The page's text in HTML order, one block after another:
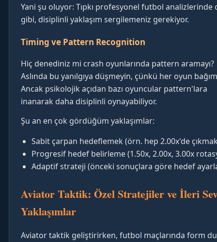
Yani şu oluyor: Tıpkı profesyonel futbol analizlerinde
gibi, disiplinli yaklaşım sergilemeniz gerekiyor.
Timing ve Pattern Recognition
Hiç denediniz mi crash oyunlarında pattern aramayı?
Aslında bu yanılgıya düşmeyin, çünkü her oyun
Ancak psikolojik açıdan bazı oyuncular pattern'lara
inanarak daha disiplinli oynayabiliyor.
Şu an en çok gördüğüm yaklaşımlar:
Sabit çarpan hedeflemek (örn. hep 2.00x'de
Progresif hedef belirleme (1.50x, 2.00x, 3.00x
Adaptif strateji (önceki sonuçlara göre hedef
Aviator Taktik: Özel Stratejiler ve İleri
Yaklaşımlar
Aviator taktik geliştirirken, futbol maçlarında form